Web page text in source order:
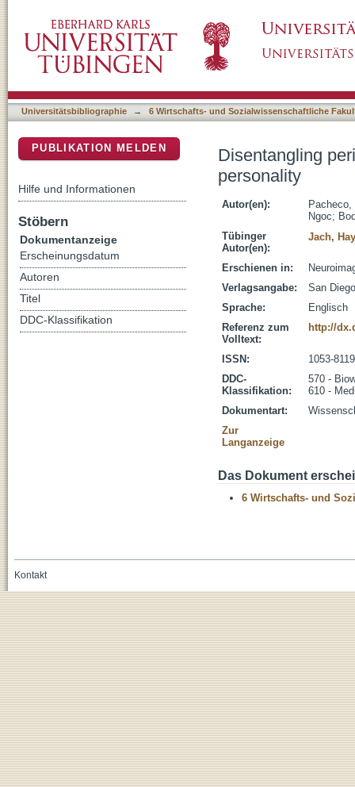
Universitätsbibliographie → 6 Wirtschafts- und Sozialwissenschaftliche
Disentangling
personality
Autor(en):
Ngoc;
Tübinger
Autor(en):
Jach,
Erschienen in:
Verlagsangabe:
San
Sprache:
Englisch
Referenz zum
Volltext:
http://
ISSN:
1053-8119
DDC-
Klassifikation:
570 -
610 -
Dokumentart:
Zur
Langanzeige
Das Dokument
6 Wirtschafts- und
PUBLIKATION MELDEN
Hilfe und Informationen
Stöbern
Dokumentanzeige
Erscheinungsdatum
Autoren
Titel
DDC-Klassifikation
Kontakt